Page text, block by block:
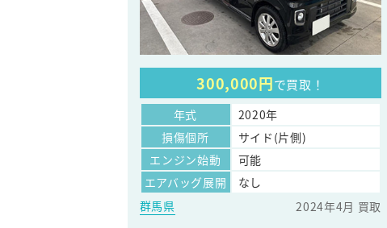
300,000円で買取！
年式
2020年
損傷個所
サイド(片側)
エンジン始動
可能
エアバッグ展開
なし
群馬県
2024年4月 買取